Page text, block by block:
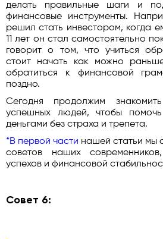
делать правильные шаги и
финансовые инструменты.
решил стать инвестором, когда
11 лет он стал самостоятельно
говорит о том, что учиться
стоит начать как можно
обратиться к финансовой
поздно.
Сегодня продолжим
успешных людей, чтобы
деньгами без страха и трепета.
*В первой части нашей статьи мы
советов наших
успехов и финансовой
Совет 6: